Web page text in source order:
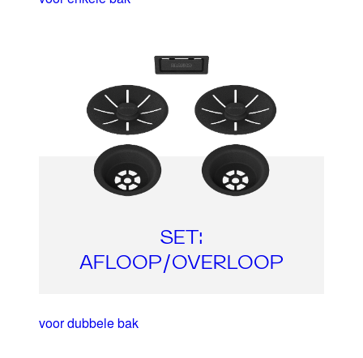
SET:
AFLOOP/OVERLOOP
voor dubbele bak